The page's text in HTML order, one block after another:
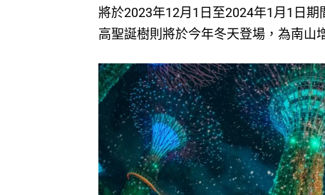
將於2023年12月1日至2024年1月1日期
高聖誕樹則將於今年冬天登場，為南山